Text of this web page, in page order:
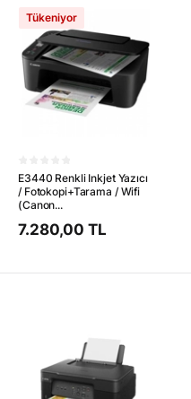
Tükeniyor
E3440 Renkli Inkjet Yazıcı
/ Fotokopi+Tarama / Wifi
(Canon...
7.280,00 TL